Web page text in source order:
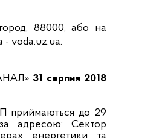
88000, або на
- voda.uz.ua.
31 серпня 2018
приймаються до 29
адресою: Сектор